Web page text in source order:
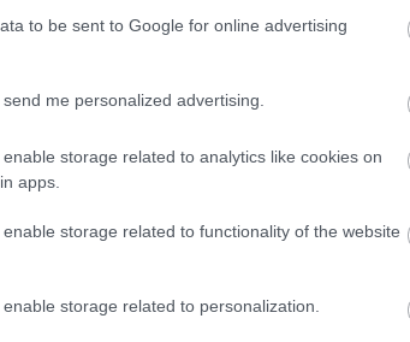
to be sent to Google for online advertising
me personalized advertising.
storage related to analytics like cookies on
apps.
storage related to functionality of the website
storage related to personalization.